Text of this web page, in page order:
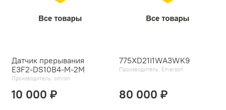
Датчик прерывания
E3F2-DS10B4-М-2M
Производитель: omron
10 000 ₽
775XD21I1WA3WK9
Производитель: Emerson
80 000 ₽